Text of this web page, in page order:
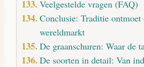
Veelgestelde vragen (FAQ)
Conclusie: Traditie ontmoet
wereldmarkt
De graanschuren: Waar de
De soorten in detail: Van